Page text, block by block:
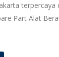
terpercaya
Part Alat